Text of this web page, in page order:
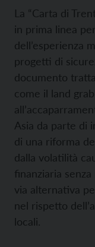
La “Carta di
in prima linea
dell’esperienza
progetti di
documento
come il land
Asia da parte di
di una riforma
dalla volatilità
finanziaria senza
via alternativa
nel rispetto
locali.